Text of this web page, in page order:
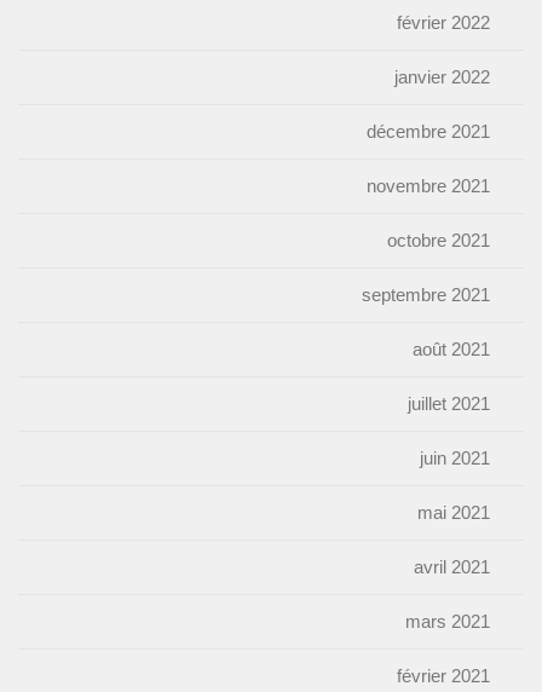
février 2022
janvier 2022
décembre 2021
novembre 2021
octobre 2021
septembre 2021
août 2021
juillet 2021
juin 2021
mai 2021
avril 2021
mars 2021
février 2021